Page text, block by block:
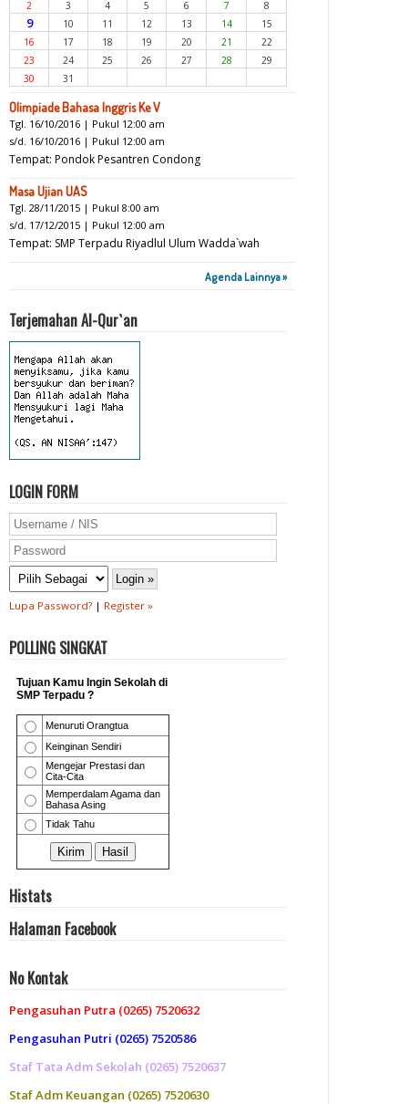
2 3 4 5 6 7 8
9 10 11 12 13 14
15
16
17 18 19 20 21
22
23
24 25 26 27 28
29
30
31
Olimpiade Bahasa Inggris Ke V
Tgl. 16/10/2016 | Pukul 12:00 am
s/d. 16/10/2016 | Pukul 12:00 am
Tempat: Pondok Pesantren Condong
Masa Ujian UAS
Tgl. 28/11/2015 | Pukul 8:00 am
s/d. 17/12/2015 | Pukul 12:00 am
Tempat: SMP Terpadu Riyadlul Ulum Wadda`wah
Agenda Lainnya »
Terjemahan Al-Qur`an
LOGIN FORM
Lupa Password? | Register »
POLLING SINGKAT
Histats
Halaman Facebook
No Kontak
Pengasuhan Putra (0265) 7520632
Pengasuhan Putri (0265) 7520586
Staf Tata Adm Sekolah (0265) 7520637
Staf Adm Keuangan (0265) 7520630